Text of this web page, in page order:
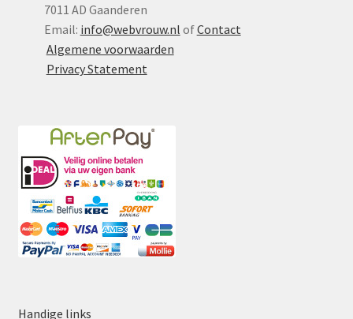
7011 AD Gaanderen
Email: info@webvrouw.nl ofContact
Algemene voorwaarden
Privacy Statement
Handige links